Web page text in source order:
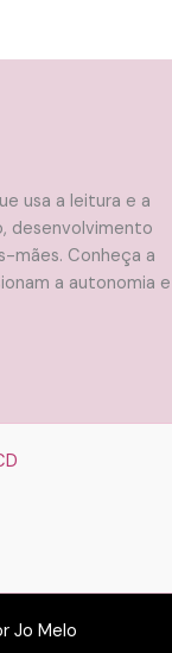
usa a leitura e a
desenvolvimento
mães. Conheça a
a autonomia e
Jo Melo